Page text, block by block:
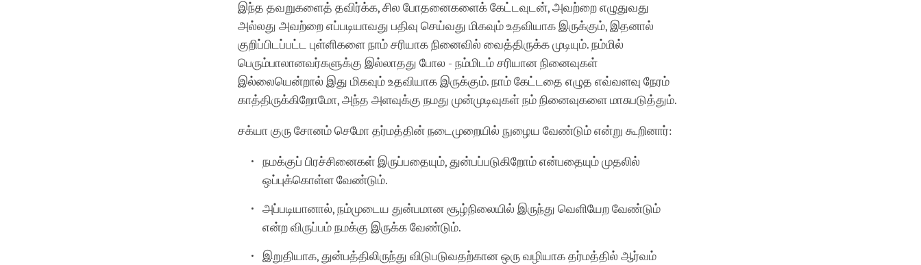
இந்த தவறுகளைத் தவிர்க்க, சில போதனைகளைக் கேட்டவுடன், அவற்றை எழுதுவது
அல்லது அவற்றை எப்படியாவது பதிவு செய்வது மிகவும் உதவியாக இருக்கும், இதனால்
குறிப்பிடப்பட்ட புள்ளிகளை நாம் சரியாக நினைவில் வைத்திருக்க முடியும். நம்மில்
பெரும்பாலானவர்களுக்கு இல்லாதது போல - நம்மிடம் சரியான நினைவுகள்
இல்லையென்றால் இது மிகவும் உதவியாக இருக்கும். நாம் கேட்டதை எழுத எவ்வளவு நேரம்
காத்திருக்கிறோமோ, அந்த அளவுக்கு நமது முன்முடிவுகள் நம் நினைவுகளை மாசுபடுத்தும்.
சக்யா குரு சோனம் செமோ தர்மத்தின் நடைமுறையில் நுழைய வேண்டும் என்று கூறினார்:
நமக்குப் பிரச்சினைகள் இருப்பதையும், துன்பப்படுகிறோம் என்பதையும் முதலில்
ஒப்புக்கொள்ள வேண்டும்.
அப்படியானால், நம்முடைய துன்பமான சூழ்நிலையில் இருந்து வெளியேற வேண்டும்
என்ற விருப்பம் நமக்கு இருக்க வேண்டும்.
இறுதியாக, துன்பத்திலிருந்து விடுபடுவதற்கான ஒரு வழியாக தர்மத்தில் ஆர்வம்